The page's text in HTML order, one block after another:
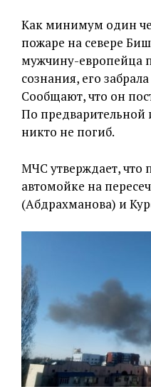
Как минимум один
пожаре на севере
мужчину-европейца
сознания, его
Сообщают, что он
По
никто не погиб.
МЧС утверждает, что
автомойке на
(Абдрахманова) и